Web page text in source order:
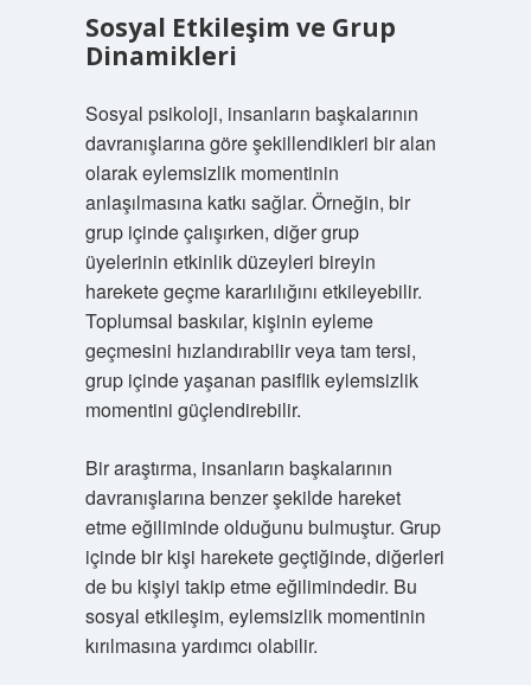
Sosyal Etkileşim ve Grup
Dinamikleri
Sosyal psikoloji, insanların başkalarının
davranışlarına göre şekillendikleri bir alan
olarak eylemsizlik momentinin
anlaşılmasına katkı sağlar. Örneğin, bir
grup içinde çalışırken, diğer grup
üyelerinin etkinlik düzeyleri bireyin
harekete geçme kararlılığını etkileyebilir.
Toplumsal baskılar, kişinin eyleme
geçmesini hızlandırabilir veya tam tersi,
grup içinde yaşanan pasiflik eylemsizlik
momentini güçlendirebilir.
Bir araştırma, insanların başkalarının
davranışlarına benzer şekilde hareket
etme eğiliminde olduğunu bulmuştur. Grup
içinde bir kişi harekete geçtiğinde, diğerleri
de bu kişiyi takip etme eğilimindedir. Bu
sosyal etkileşim, eylemsizlik momentinin
kırılmasına yardımcı olabilir.